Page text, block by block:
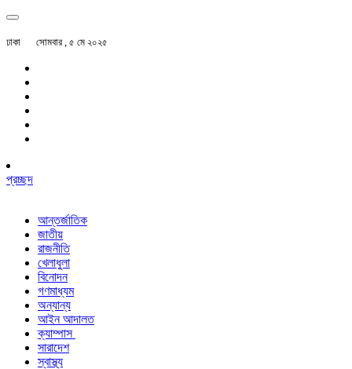
ঢাকা সোমবার , ৫ মে ২০২৫
প্রচ্ছদ
আন্তর্জাতিক
জাতীয়
রাজনীতি
খেলাধুলা
বিনোদন
গণমাধ্যম
অন্যান্য
আইন আদালত
ক্যাম্পাস
সারাদেশ
স্বাস্থ্য